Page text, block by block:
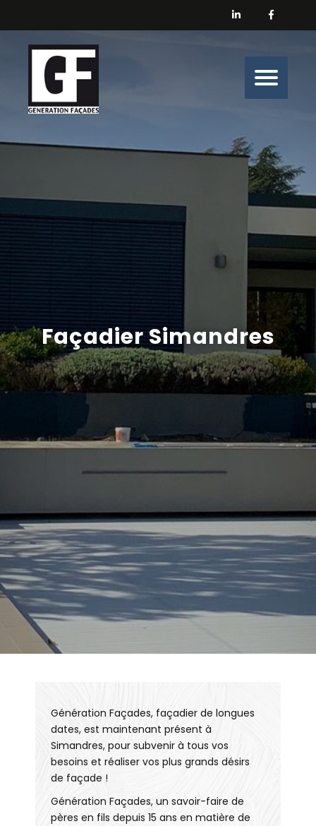
Générations Façades
Nos prestations
Nos belles histoires de chantiers
Nous contacter
Générations Façades s’engage
Recrutement
Façadier Simandres
Génération Façades, façadier de longues
dates, est maintenant présent à
Simandres, pour subvenir à tous vos
besoins et réaliser vos plus grands désirs
de façade !
Génération Façades, un savoir-faire de
pères en fils depuis 15 ans en matière de